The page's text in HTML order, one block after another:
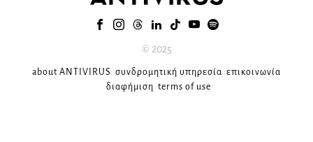
© 2025
about ANTIVIRUS συνδρομητική υπηρεσία επικοινωνία
διαφήμιση terms of use